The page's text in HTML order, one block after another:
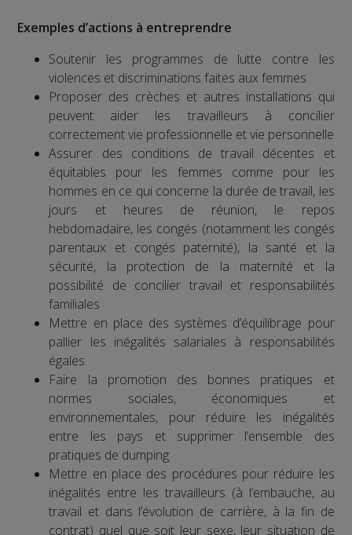
Exemples d’actions à entreprendre
Soutenir les programmes de lutte contre les
violences et discriminations faites aux femmes
Proposer des crèches et autres installations qui
peuvent aider les travailleurs à concilier
correctement vie professionnelle et vie personnelle
Assurer des conditions de travail décentes et
équitables pour les femmes comme pour les
hommes en ce qui concerne la durée de travail, les
jours et heures de réunion, le repos
hebdomadaire, les congés (notamment les congés
parentaux et congés paternité), la santé et la
sécurité, la protection de la maternité et la
possibilité de concilier travail et responsabilités
familiales
Mettre en place des systèmes d’équilibrage pour
pallier les inégalités salariales à responsabilités
égales
Faire la promotion des bonnes pratiques et
normes sociales, économiques et
environnementales, pour réduire les inégalités
entre les pays et supprimer l’ensemble des
pratiques de dumping
Mettre en place des procédures pour réduire les
inégalités entre les travailleurs (à l’embauche, au
travail et dans l’évolution de carrière, à la fin de
contrat) quel que soit leur sexe, leur situation de